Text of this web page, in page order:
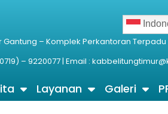
Gantung – Komplek Perkantoran
– 9220077 | Email :
Layanan Galeri